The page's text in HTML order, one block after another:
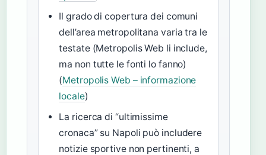
Il grado di copertura dei comuni
dell’area metropolitana varia tra le
testate (Metropolis Web li include,
ma non tutte le fonti lo fanno)
(Metropolis Web – informazione
locale)
La ricerca di “ultimissime
cronaca” su Napoli può includere
notizie sportive non pertinenti, a